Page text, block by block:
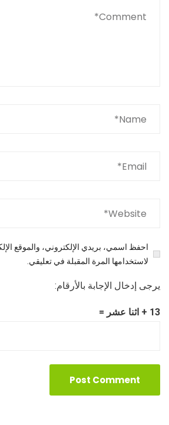
احفظ اسمي، بريدي الإلكتروني، والموقع
لاستخدامها المرة المقبلة في تعليقي.
يرجى إدخال الإجابة بالأرقام:
13 + اثنا عشر =